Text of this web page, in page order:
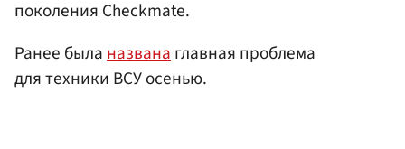
поколения Checkmate.
Ранее быланазванаглавная проблема
для техники ВСУ осенью.